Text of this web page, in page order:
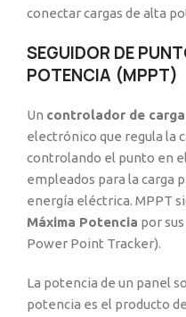
conectar cargas de alta
SEGUIDOR DE
POTENCIA (MPPT)
Un controlador de carga
electrónico que regula la
controlando el punto en
empleados para la carga
energía eléctrica. MPPT
Máxima Potencia por
Power Point Tracker).
La potencia de un panel
potencia es el producto